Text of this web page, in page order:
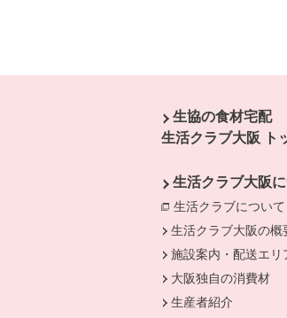
生協の食材宅配
生活クラブ大阪 ト
生活クラブ大阪
生活クラブについて
生活クラブ大阪の概
施設案内・配送エリ
大阪独自の消費材
生産者紹介